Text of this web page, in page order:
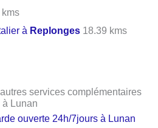
kms
à Replonges 18.39 kms
services complémentaires
Lunan
ouverte 24h/7jours à Lunan